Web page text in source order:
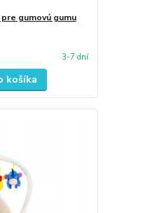
gumovú gumu
3-7 dní
košíka